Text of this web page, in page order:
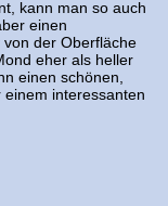
kann man so auch
einen
der Oberfläche
eher als heller
einen schönen,
interessanten